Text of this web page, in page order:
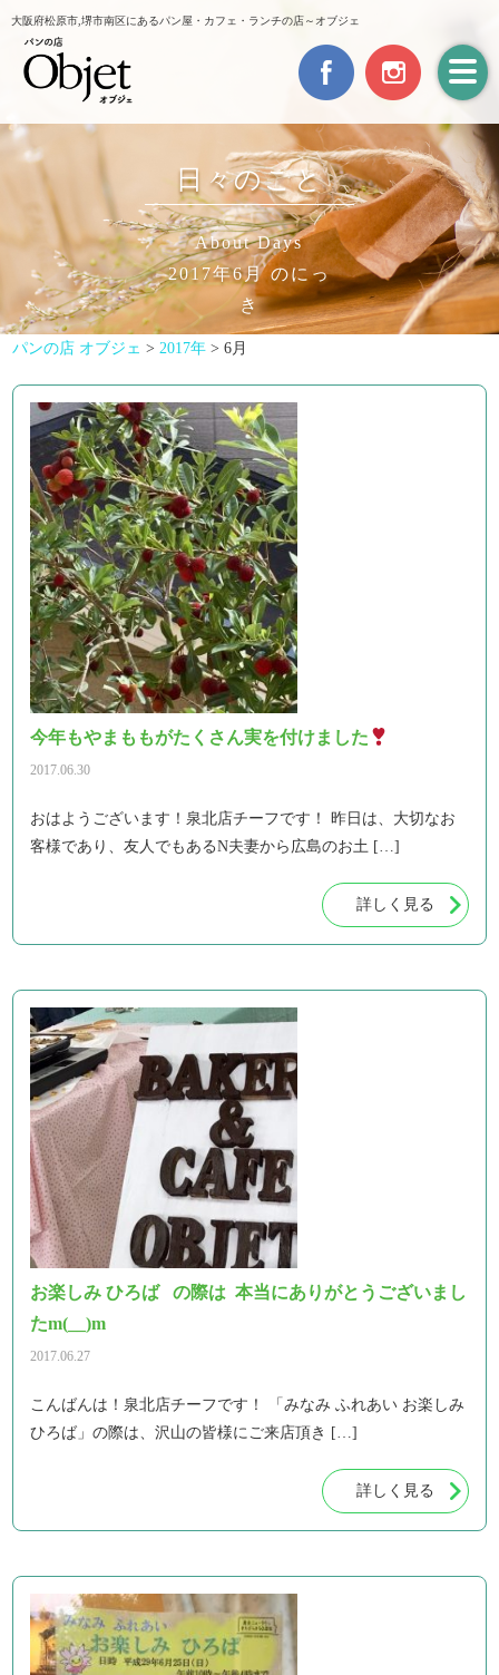
大阪府松原市,堺市南区にあるパン屋・カフェ・ランチの店～オブジェ
日々のこと
About Days
2017年6月 のにっ
き
パンの店 オブジェ >2017年 >6月
今年もやまももがたくさん実を付けました
2017.06.30
おはようございます！泉北店チーフです！ 昨日は、大切なお
客様であり、友人でもあるN夫妻から広島のお土 […]
詳しく見る
お楽しみ ひろば の際は 本当にありがとうございまし
たm(__)m
2017.06.27
こんばんは！泉北店チーフです！ 「みなみ ふれあい お楽しみ
ひろば」の際は、沢山の皆様にご来店頂き […]
詳しく見る